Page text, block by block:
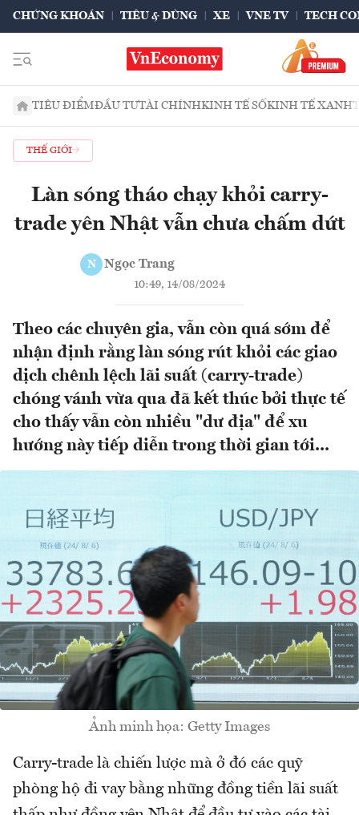
CHỨNG KHOÁN TIÊU & DÙNG XE VNE TV TECH
TIÊU ĐIỂMĐẦU TƯTÀI CHÍNHKINH TẾ SỐKINH TẾ XANH
THẾ GIỚI
Làn sóng tháo chạy khỏi carry-
trade yên Nhật vẫn chưa chấm dứt
N Ngọc Trang
10:49, 14/08/2024
Theo các chuyên gia, vẫn còn quá sớm để
nhận định rằng làn sóng rút khỏi các giao
dịch chênh lệch lãi suất (carry-trade)
chóng vánh vừa qua đã kết thúc bởi thực tế
cho thấy vẫn còn nhiều "dư địa" để xu
hướng này tiếp diễn trong thời gian tới...
Ảnh minh họa: Getty Images
Carry-trade là chiến lược mà ở đó các quỹ
phòng hộ đi vay bằng những đồng tiền lãi suất